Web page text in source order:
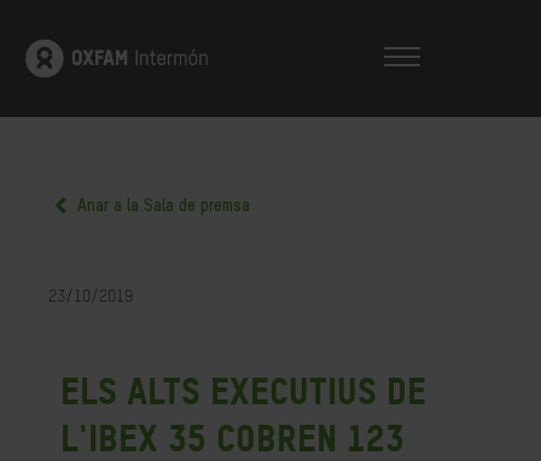
Anar a la Sala de premsa
23/10/2019
Els alts executius de
l'IBEX 35 cobren 123